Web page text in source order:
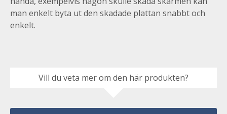
man enkelt byta ut den skadade plattan snabbt och
enkelt.
Vill du veta mer om den här produkten?